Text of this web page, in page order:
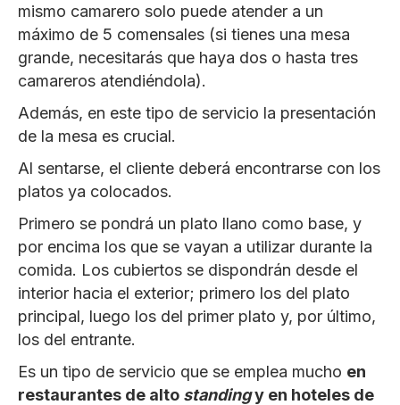
mismo camarero solo puede atender a un
máximo de 5 comensales (si tienes una mesa
grande, necesitarás que haya dos o hasta tres
camareros atendiéndola).
Además, en este tipo de servicio la presentación
de la mesa es crucial.
Al sentarse, el cliente deberá encontrarse con los
platos ya colocados.
Primero se pondrá un plato llano como base, y
por encima los que se vayan a utilizar durante la
comida. Los cubiertos se dispondrán desde el
interior hacia el exterior; primero los del plato
principal, luego los del primer plato y, por último,
los del entrante.
Es un tipo de servicio que se emplea mucho en
restaurantes de alto standingy en hoteles de